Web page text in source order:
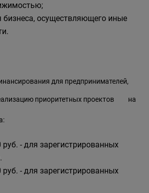
бизнеса, осуществляющего иные
для предпринимателей,
приоритетных проектов на
- для зарегистрированных
- для зарегистрированных